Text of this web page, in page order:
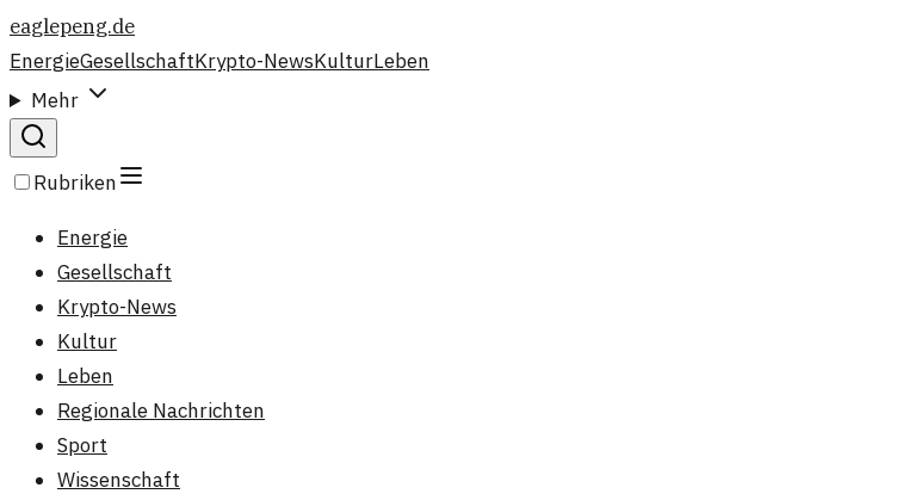
eaglepeng.de
EnergieGesellschaftKrypto-NewsKulturLeben
Mehr
Rubriken
Energie
Gesellschaft
Krypto-News
Kultur
Leben
Regionale Nachrichten
Sport
Wissenschaft